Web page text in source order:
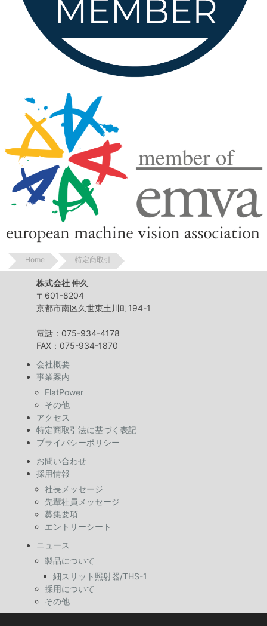
Home 特定商取引
株式会社 仲久
〒601-8204
京都市南区久世東土川町194-1
電話：075-934-4178
FAX：075-934-1870
会社概要
事業案内
FlatPower
その他
アクセス
特定商取引法に基づく表記
プライバシーポリシー
お問い合わせ
採用情報
社長メッセージ
先輩社員メッセージ
募集要項
エントリーシート
ニュース
製品について
細スリット照射器/THS-1
採用について
その他